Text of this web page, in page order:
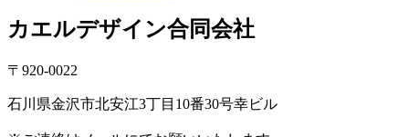
カエルデザイン合同会社
〒920-0022
石川県金沢市北安江3丁目10番30号幸ビル